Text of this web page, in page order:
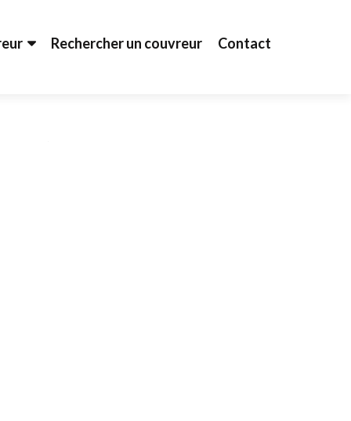
Rechercher un couvreur Contact